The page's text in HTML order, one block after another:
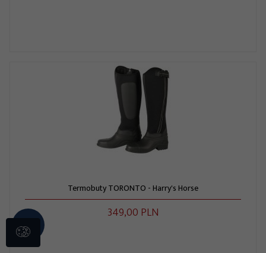
Termobuty TORONTO - Harry's Horse
349,00 PLN